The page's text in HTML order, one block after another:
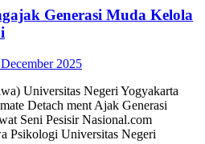
Generasi Muda Kelola
2025
Universitas Negeri Yogyakarta
Detach ment Ajak Generasi
Seni Pesisir Nasional.com
Universitas Negeri